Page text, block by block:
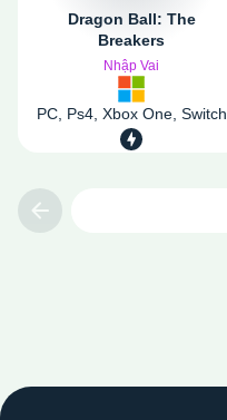
Dragon Ball: The
Breakers
Nhập Vai
PC, Ps4, Xbox One, Switch